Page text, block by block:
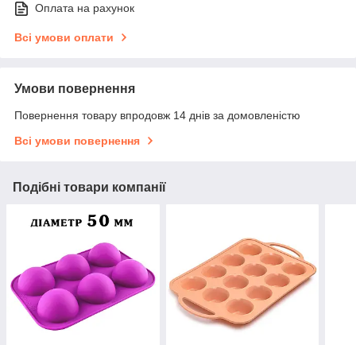
Оплата на рахунок
Всі умови оплати
Умови повернення
Повернення товару впродовж 14 днів за домовленістю
Всі умови повернення
Подібні товари компанії